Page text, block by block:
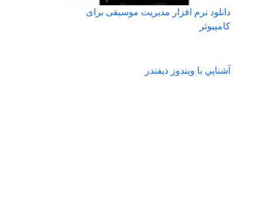
دانلود نرم افزار مدیریت موسیقی برای
کامپیوتر
آشنايي با ويندوز ديفندر